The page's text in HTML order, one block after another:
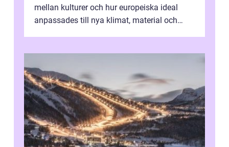
mellan kulturer och hur europeiska ideal
anpassades till nya klimat, material och